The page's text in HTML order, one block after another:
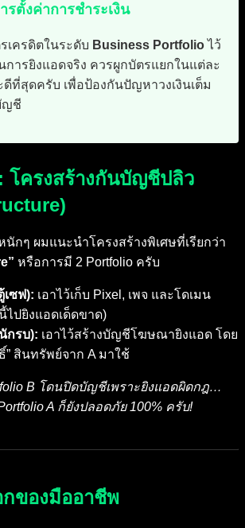
รตั้งค่าการชำระเงิน
เครดิตในระดับ Business Portfolioไว้
การยิงแอดจริง ควรผูกบัตรแยกในแต่ละ
ดีที่สุดครับ เพื่อป้องกันปัญหาวงเงินเต็ม
ญชี
โครงสร้างกันบัญชีปลิว
กๆ ผมแนะนำโครงสร้างพิเศษที่เรียกว่า
หรือการมี 2 Portfolio ครับ
เซฟ): เอาไว้เก็บ Pixel, เพจ และโดเมน
ไปยิงแอดเด็ดขาด)
กรบ): เอาไว้สร้างบัญชีโฆษณายิงแอด โดย
” สินทรัพย์จาก A มาใช้
B โดนปิดบัญชีเพราะยิงแอดผิดกฎ…
A ก็ยังปลอดภัย 100% ครับ!
กของมืออาชีพ